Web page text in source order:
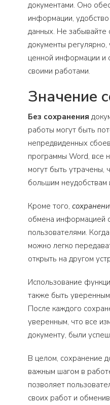
документами. Оно
информации,
данных. Не забывайте
документы
ценной информации и
своими работами.
Значение
Без сохранения
работы могут быть
непредвиденных
программы Word, все
могут быть утрачены,
большим неудобствам
Кроме того,
обмена информацией
пользователями.
можно легко
открыть на другом
Использование
также быть
После каждого
уверенным, что все
документу, были
В целом, сохранение
важным шагом в
позволяет
своих работ и